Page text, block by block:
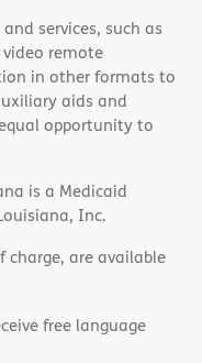
services, such as
remote
in other formats to
aids and
opportunity to
is a Medicaid
Inc.
charge, are available
free language